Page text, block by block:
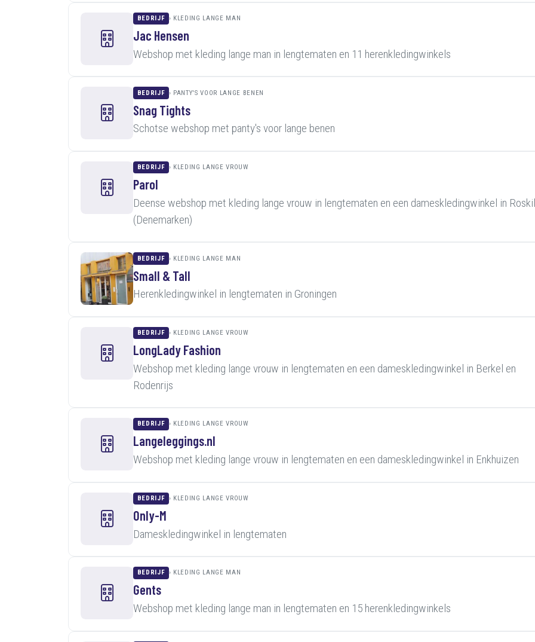
BEDRIJF KLEDING LANGE MAN
Jac Hensen
Webshop met kleding lange man in lengtematen en 11 herenkledingwinkels
BEDRIJF PANTY'S VOOR LANGE BENEN
Snag Tights
Schotse webshop met panty's voor lange benen
BEDRIJF KLEDING LANGE VROUW
Parol
Deense webshop met kleding lange vrouw in lengtematen en een dameskledingwinkel in
(Denemarken)
BEDRIJF KLEDING LANGE MAN
Small & Tall
Herenkledingwinkel in lengtematen in Groningen
BEDRIJF KLEDING LANGE VROUW
LongLady Fashion
Webshop met kleding lange vrouw in lengtematen en een dameskledingwinkel in Berkel en
Rodenrijs
BEDRIJF KLEDING LANGE VROUW
Langeleggings.nl
Webshop met kleding lange vrouw in lengtematen en een dameskledingwinkel in Enkhuizen
BEDRIJF KLEDING LANGE VROUW
Only-M
Dameskledingwinkel in lengtematen
BEDRIJF KLEDING LANGE MAN
Gents
Webshop met kleding lange man in lengtematen en 15 herenkledingwinkels